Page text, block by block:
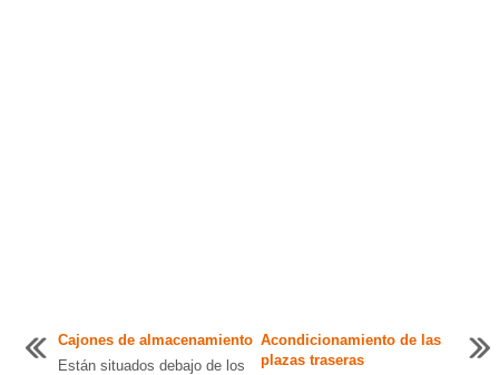
Cajones de almacenamiento
Están situados debajo de los
Acondicionamiento de las
plazas traseras